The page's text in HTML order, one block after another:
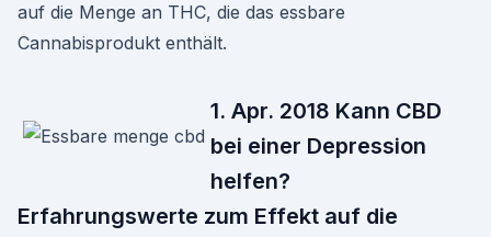
auf die Menge an THC, die das essbare
Cannabisprodukt enthält.
1. Apr. 2018 Kann CBD
bei einer Depression
helfen?
Erfahrungswerte zum Effekt auf die